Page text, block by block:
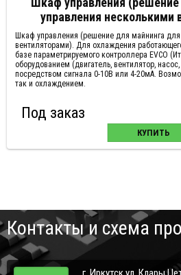
управления несколькими
Шкаф управления (решение для майнинга
вентиляторами). Для охлаждения
базе параметрируемого контроллера EVCO
оборудованием (двигатель, вентилятор,
посредством сигнала 0-10В или 4-20мА.
так и охлаждением.
Под заказ
КУПИТЬ
Контакты и схема